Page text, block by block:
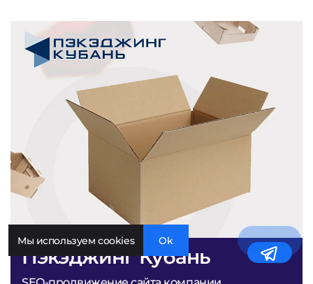
Пэкэджинг Кубань
Мы используем cookies Ok